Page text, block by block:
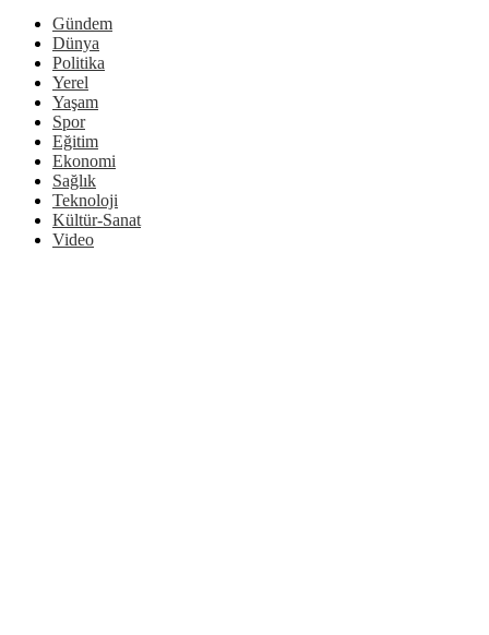
Gündem
Dünya
Politika
Yerel
Yaşam
Spor
Eğitim
Ekonomi
Sağlık
Teknoloji
Kültür-Sanat
Video